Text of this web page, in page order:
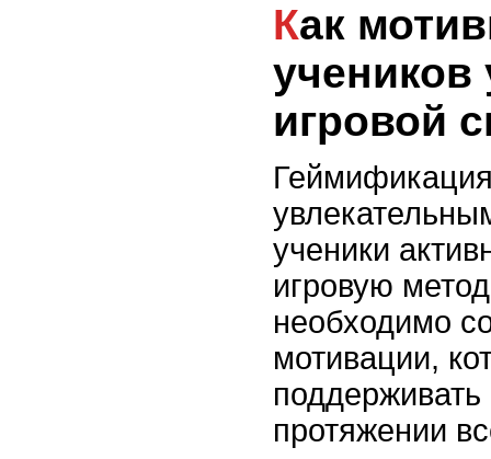
Как мотивировать
учеников
игровой
ученики
игровую
необходимо
мотивации,
поддерживать
протяжении